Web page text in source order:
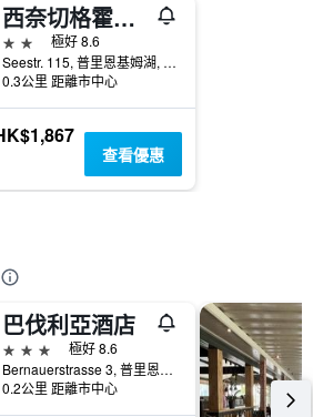
西奈切格霍斯酒店
2星級
極好 8.6
Seestr. 115, 普里恩基姆湖, 巴伐利亞, 德國
0.3公里 距離市中心
查看優惠
巴伐利亞酒店
3星級
極好 8.6
Bernauerstrasse 3, 普里恩基姆湖, 巴伐利亞, 德國
0.2公里 距離市中心